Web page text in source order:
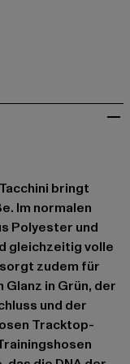
bringt
Im normalen
Polyester und
gleichzeitig volle
zudem für
in Grün, der
und der
Tracktop-